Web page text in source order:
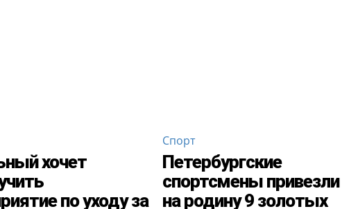
хочет
по уходу за
Спорт
Петербургские
спортсмены привезли
на родину 9 золотых